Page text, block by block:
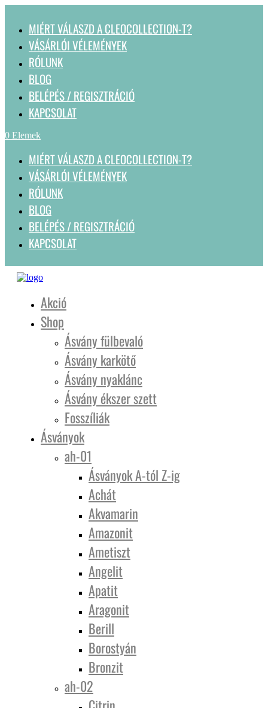
MIÉRT VÁLASZD A CLEOCOLLECTION-T?
VÁSÁRLÓI VÉLEMÉNYEK
RÓLUNK
BLOG
BELÉPÉS / REGISZTRÁCIÓ
KAPCSOLAT
0 Elemek
MIÉRT VÁLASZD A CLEOCOLLECTION-T?
VÁSÁRLÓI VÉLEMÉNYEK
RÓLUNK
BLOG
BELÉPÉS / REGISZTRÁCIÓ
KAPCSOLAT
Akció
Shop
Ásvány fülbevaló
Ásvány karkötő
Ásvány nyaklánc
Ásvány ékszer szett
Fosszíliák
Ásványok
ah-01
Ásványok A-tól Z-ig
Achát
Akvamarin
Amazonit
Ametiszt
Angelit
Apatit
Aragonit
Berill
Borostyán
Bronzit
ah-02